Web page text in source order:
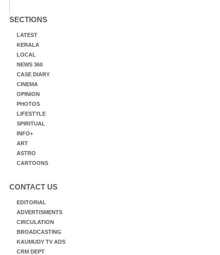
SECTIONS
LATEST
KERALA
LOCAL
NEWS 360
CASE DIARY
CINEMA
OPINION
PHOTOS
LIFESTYLE
SPIRITUAL
INFO+
ART
ASTRO
CARTOONS
CONTACT US
EDITORIAL
ADVERTISMENTS
CIRCULATION
BROADCASTING
KAUMUDY TV ADS
CRM DEPT